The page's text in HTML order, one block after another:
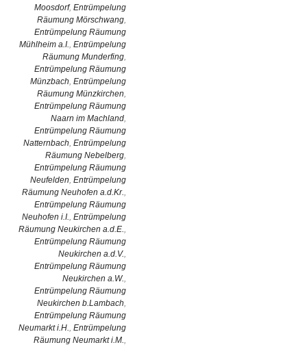
Moosdorf, Entrümpelung
Räumung Mörschwang,
Entrümpelung Räumung
Mühlheim a.I., Entrümpelung
Räumung Munderfing,
Entrümpelung Räumung
Münzbach, Entrümpelung
Räumung Münzkirchen,
Entrümpelung Räumung
Naarn im Machland,
Entrümpelung Räumung
Natternbach, Entrümpelung
Räumung Nebelberg,
Entrümpelung Räumung
Neufelden, Entrümpelung
Räumung Neuhofen a.d.Kr.,
Entrümpelung Räumung
Neuhofen i.I., Entrümpelung
Räumung Neukirchen a.d.E.,
Entrümpelung Räumung
Neukirchen a.d.V.,
Entrümpelung Räumung
Neukirchen a.W.,
Entrümpelung Räumung
Neukirchen b.Lambach,
Entrümpelung Räumung
Neumarkt i.H., Entrümpelung
Räumung Neumarkt i.M.,